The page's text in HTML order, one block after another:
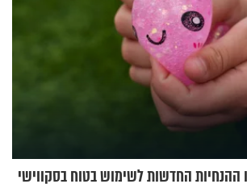
ההנחיות החדשות לשימוש בטוח בסקווישי